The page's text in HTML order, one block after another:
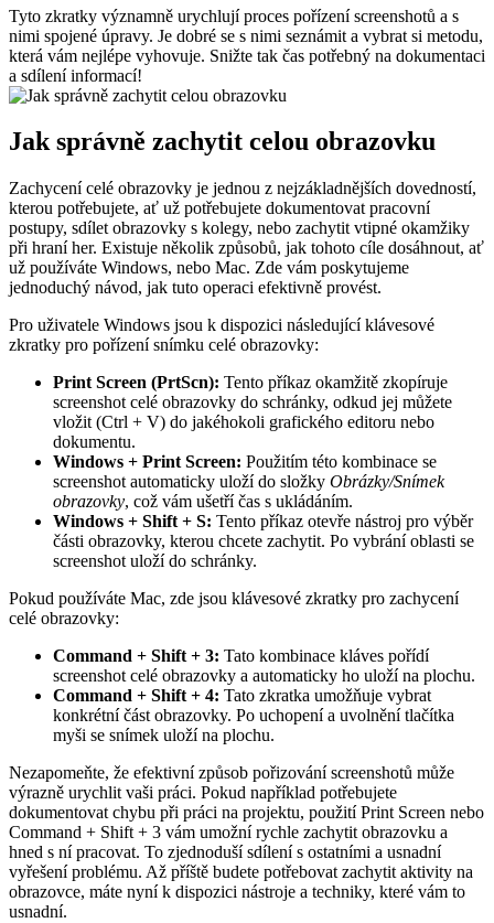
Tyto zkratky významně urychlují proces pořízení screenshotů a s
nimi spojené úpravy. Je dobré se s nimi seznámit a vybrat si metodu,
která vám nejlépe vyhovuje. Snižte tak čas potřebný na dokumentaci
a sdílení informací!
Jak správně zachytit celou obrazovku
Zachycení celé obrazovky je jednou z nejzákladnějších dovedností,
kterou potřebujete, ať už potřebujete dokumentovat pracovní
postupy, sdílet obrazovky s kolegy, nebo zachytit vtipné okamžiky
při hraní her. Existuje několik způsobů, jak tohoto cíle dosáhnout, ať
už používáte Windows, nebo Mac. Zde vám poskytujeme
jednoduchý návod, jak tuto operaci efektivně provést.
Pro uživatele Windows jsou k dispozici následující klávesové
zkratky pro pořízení snímku celé obrazovky:
Print Screen (PrtScn): Tento příkaz okamžitě zkopíruje
screenshot celé obrazovky do schránky, odkud jej můžete
vložit (Ctrl + V) do jakéhokoli grafického editoru nebo
dokumentu.
Windows + Print Screen: Použitím této kombinace se
screenshot automaticky uloží do složky Obrázky/Snímek
obrazovky, což vám ušetří čas s ukládáním.
Windows + Shift + S: Tento příkaz otevře nástroj pro výběr
části obrazovky, kterou chcete zachytit. Po vybrání oblasti se
screenshot uloží do schránky.
Pokud používáte Mac, zde jsou klávesové zkratky pro zachycení
celé obrazovky:
Command + Shift + 3: Tato kombinace kláves pořídí
screenshot celé obrazovky a automaticky ho uloží na plochu.
Command + Shift + 4: Tato zkratka umožňuje vybrat
konkrétní část obrazovky. Po uchopení a uvolnění tlačítka
myši se snímek uloží na plochu.
Nezapomeňte, že efektivní způsob pořizování screenshotů může
výrazně urychlit vaši práci. Pokud například potřebujete
dokumentovat chybu při práci na projektu, použití Print Screen nebo
Command + Shift + 3 vám umožní rychle zachytit obrazovku a
hned s ní pracovat. To zjednoduší sdílení s ostatními a usnadní
vyřešení problému. Až příště budete potřebovat zachytit aktivity na
obrazovce, máte nyní k dispozici nástroje a techniky, které vám to
usnadní.